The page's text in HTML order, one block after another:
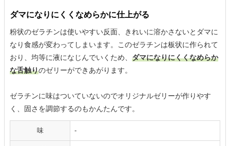
ダマになりにくくなめらかに仕上がる
粉状のゼラチンは使いやすい反面、きれいに溶かさないとダマに
なり食感が変わってしまいます。このゼラチンは板状に作られて
おり、均等に液になじんでいくため、 ダマになりにくくなめらか
な舌触りのゼリーができあがります。
ゼラチンに味はついていないのでオリジナルゼリーが作りやす
く、固さを調節するのもかんたんです。
味 -